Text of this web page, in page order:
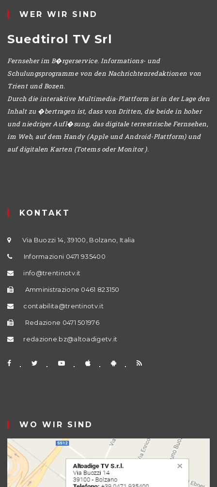
WER WIR SIND
Suedtirol TV Srl
Fernseher im B�rgerservice. Informations- und
Schulungsprogramme von den Nachrichtenredaktionen von
Trient und Bozen.
Durch die interaktive Multimedia-Plattform ist in der Lage den
Inhalt zu �bertragen ist, dass von Dritten, die beide in hoher
und niedriger Aufl�sung, das digitale terrestrische Fernsehen,
im Web, auf dem Handy (Apple und Android-Plattform) und
auf digitalen Karten (Totems oder Monitor ).
KONTAKT
Via Buozzi 14, 39100, Bolzano, Italia
Informazioni 0471 935400
info@trentinotv.it
Amministrazione 0461 823150
contabilita@trentinotv.it
Redazione 0471 501976
redazione.bz@altoadigetv.it
WO WIR SIND